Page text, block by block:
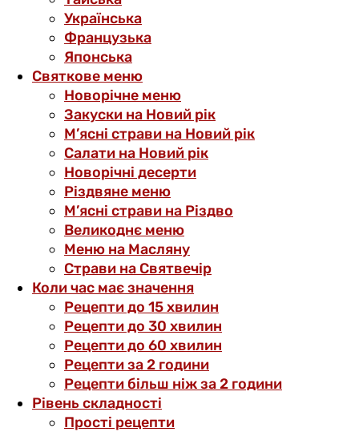
Українська
Французька
Японська
Святкове меню
Новорічне меню
Закуски на Новий рік
М’ясні страви на Новий рік
Салати на Новий рік
Новорічні десерти
Різдвяне меню
М’ясні страви на Різдво
Великоднє меню
Меню на Масляну
Страви на Святвечір
Коли час має значення
Рецепти до 15 хвилин
Рецепти до 30 хвилин
Рецепти до 60 хвилин
Рецепти за 2 години
Рецепти більш ніж за 2 години
Рівень складності
Прості рецепти